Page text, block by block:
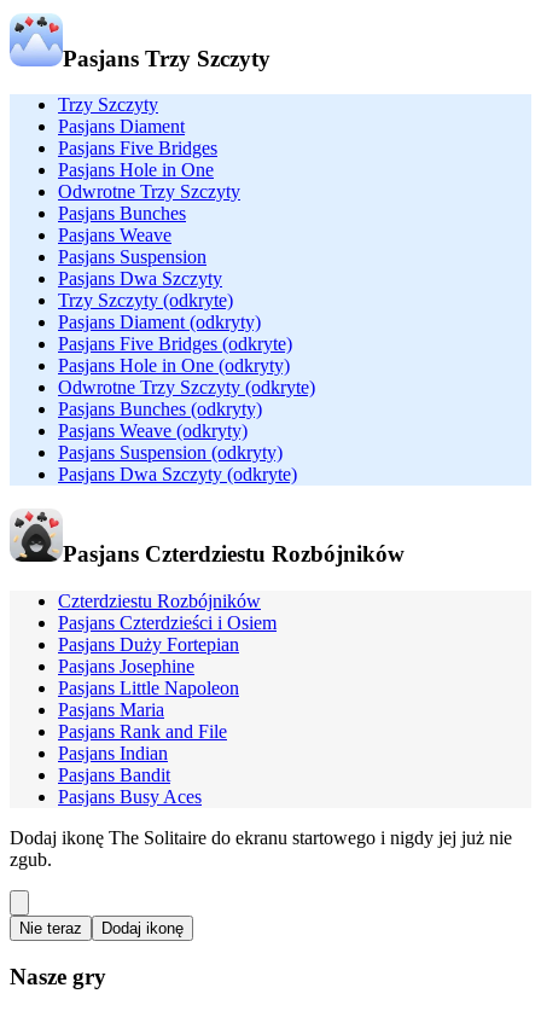
Pasjans Trzy Szczyty
Trzy Szczyty
Pasjans Diament
Pasjans Five Bridges
Pasjans Hole in One
Odwrotne Trzy Szczyty
Pasjans Bunches
Pasjans Weave
Pasjans Suspension
Pasjans Dwa Szczyty
Trzy Szczyty (odkryte)
Pasjans Diament (odkryty)
Pasjans Five Bridges (odkryte)
Pasjans Hole in One (odkryty)
Odwrotne Trzy Szczyty (odkryte)
Pasjans Bunches (odkryty)
Pasjans Weave (odkryty)
Pasjans Suspension (odkryty)
Pasjans Dwa Szczyty (odkryte)
Pasjans Czterdziestu Rozbójników
Czterdziestu Rozbójników
Pasjans Czterdzieści i Osiem
Pasjans Duży Fortepian
Pasjans Josephine
Pasjans Little Napoleon
Pasjans Maria
Pasjans Rank and File
Pasjans Indian
Pasjans Bandit
Pasjans Busy Aces
Dodaj ikonę The Solitaire do ekranu startowego i nigdy jej już nie
zgub.
Nie teraz Dodaj ikonę
Nasze gry